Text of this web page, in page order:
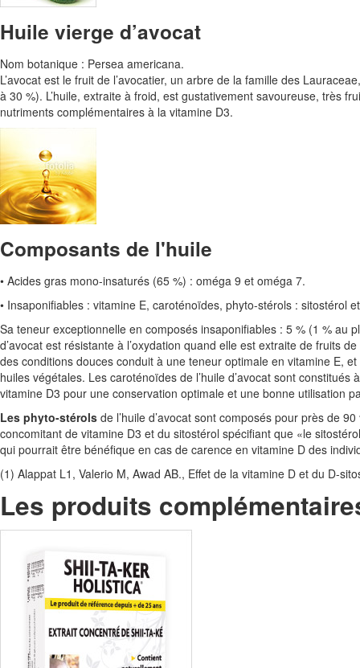
Huile vierge d’avocat
Nom botanique : Persea americana.
L’avocat est le fruit de l’avocatier, un arbre de la famille des
à 30 %). L’huile, extraite à froid, est gustativement savoureuse, très
nutriments complémentaires à la vitamine D3.
Composants de l'huile
• Acides gras mono-insaturés (65 %) : oméga 9 et oméga 7.
• Insaponifiables : vitamine E, caroténoïdes, phyto-stérols : sitostérol
Sa teneur exceptionnelle en composés insaponifiables : 5 % (1 % au
d’avocat est résistante à l’oxydation quand elle est extraite de fruits
des conditions douces conduit à une teneur optimale en vitamine E,
huiles végétales. Les caroténoïdes de l’huile d’avocat sont
vitamine D3 pour une conservation optimale et une bonne utilisation
Les phyto-stérols de l’huile d’avocat sont composés pour près de
concomitant de vitamine D3 et du sitostérol spécifiant que «le
qui pourrait être bénéfique en cas de carence en vitamine D des
(1) Alappat L1, Valerio M, Awad AB., Effet de la vitamine D et du D-
Les produits